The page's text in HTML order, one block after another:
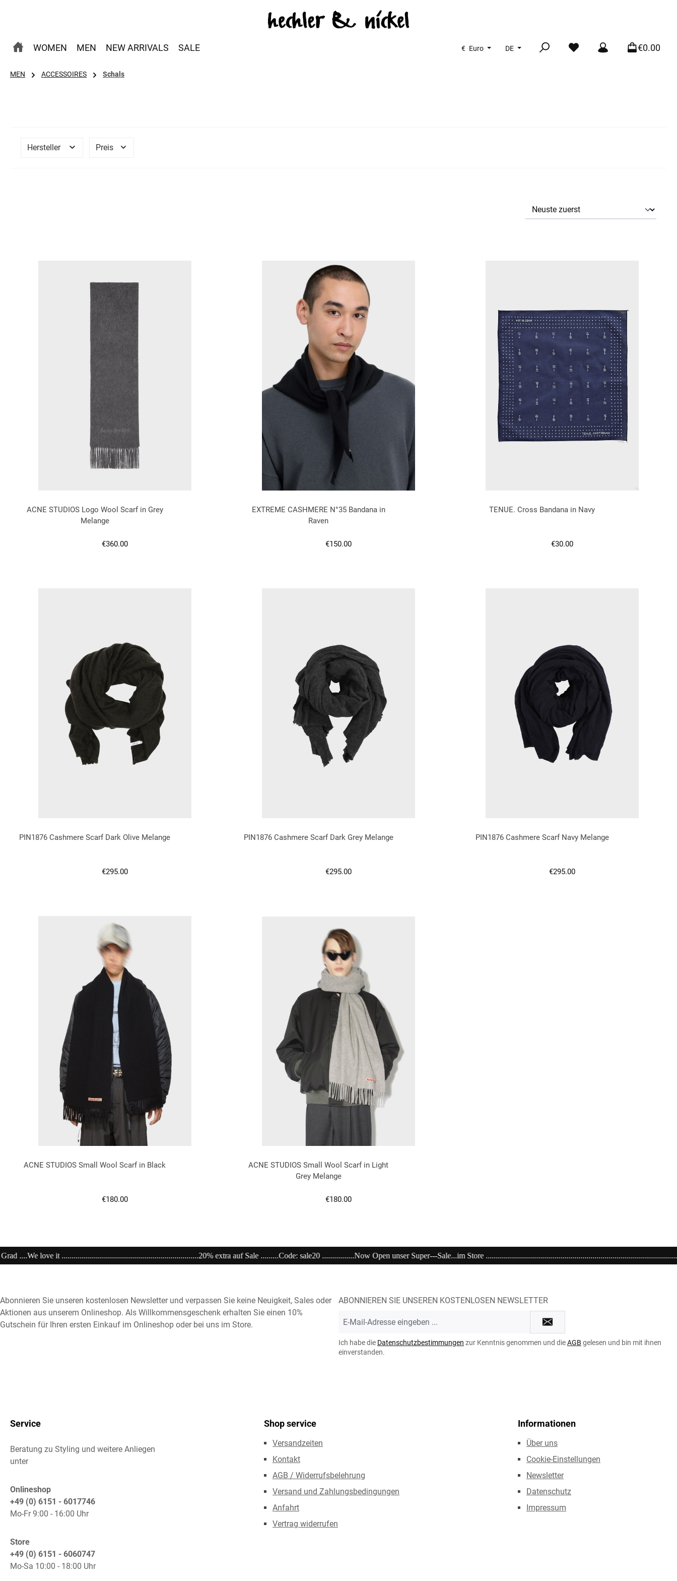
WOMEN MEN NEW ARRIVALS SALE € Euro DE €0.00
MEN ACCESSOIRES Schals
Hersteller Preis
ACNE STUDIOS Logo Wool Scarf in Grey
Melange
Regulärer Preis:
€360.00
EXTREME CASHMERE N°35 Bandana in
Raven
Regulärer Preis:
€150.00
TENUE. Cross Bandana in Navy
Regulärer Preis:
€30.00
PIN1876 Cashmere Scarf Dark Olive Melange
Regulärer Preis:
€295.00
PIN1876 Cashmere Scarf Dark Grey Melange
Regulärer Preis:
€295.00
PIN1876 Cashmere Scarf Navy Melange
Regulärer Preis:
€295.00
ACNE STUDIOS Small Wool Scarf in Black
Regulärer Preis:
€180.00
ACNE STUDIOS Small Wool Scarf in Light
Grey Melange
Regulärer Preis:
€180.00
extra auf Sale .........Code: sale20 ................Now Open unser Super---Sale...im Store ..............................................................................................................................................Einkaufen
Abonnieren Sie unseren kostenlosen Newsletter und verpassen Sie keine Neuigkeit, Sales oder
Aktionen aus unserem Onlineshop. Als Willkommensgeschenk erhalten Sie einen 10%
Gutschein für Ihren ersten Einkauf im Onlineshop oder bei uns im Store.
ABONNIEREN SIE UNSEREN KOSTENLOSEN NEWSLETTER
Mail-
*
Ich habe die Datenschutzbestimmungen zur Kenntnis genommen und dieAGB gelesen und bin mit ihnen
einverstanden.
Service
Beratung zu Styling und weitere Anliegen
unter
Onlineshop
+49 (0) 6151 - 6017746
Mo-Fr 9:00 - 16:00 Uhr
Store
+49 (0) 6151 - 6060747
Mo-Sa 10:00 - 18:00 Uhr
Shop service
Versandzeiten
Kontakt
AGB / Widerrufsbelehrung
Versand und Zahlungsbedingungen
Anfahrt
Vertrag widerrufen
Informationen
Über uns
Cookie-Einstellungen
Newsletter
Datenschutz
Impressum